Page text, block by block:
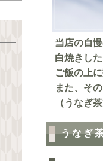
当店の自
白焼きし
ご飯の上
また、そ
（うなぎ
うなぎ